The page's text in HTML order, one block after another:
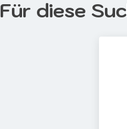
Für diese